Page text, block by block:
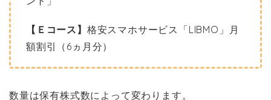
【Ｅコース】 格安スマホサービス「LIBMO」月
額割引（6ヵ月分）
数量は保有株式数によって変わります。